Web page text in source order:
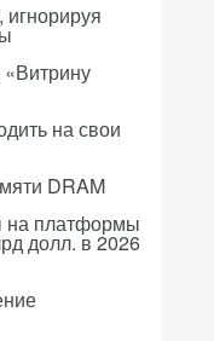
на свои
DRAM
на платформы
долл. в 2026